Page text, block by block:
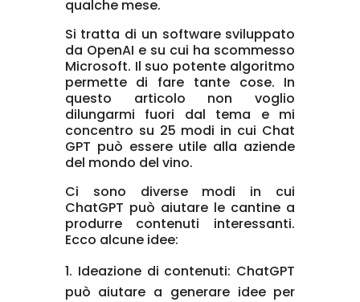
qualche mese.
Si tratta di un software sviluppato
da OpenAI e su cui ha scommesso
Microsoft. Il suo potente algoritmo
permette di fare tante cose. In
questo articolo non voglio
dilungarmi fuori dal tema e mi
concentro su 25 modi in cui Chat
GPT può essere utile alla aziende
del mondo del vino.
Ci sono diverse modi in cui
ChatGPT può aiutare le cantine a
produrre contenuti interessanti.
Ecco alcune idee:
Ideazione di contenuti: ChatGPT
può aiutare a generare idee per